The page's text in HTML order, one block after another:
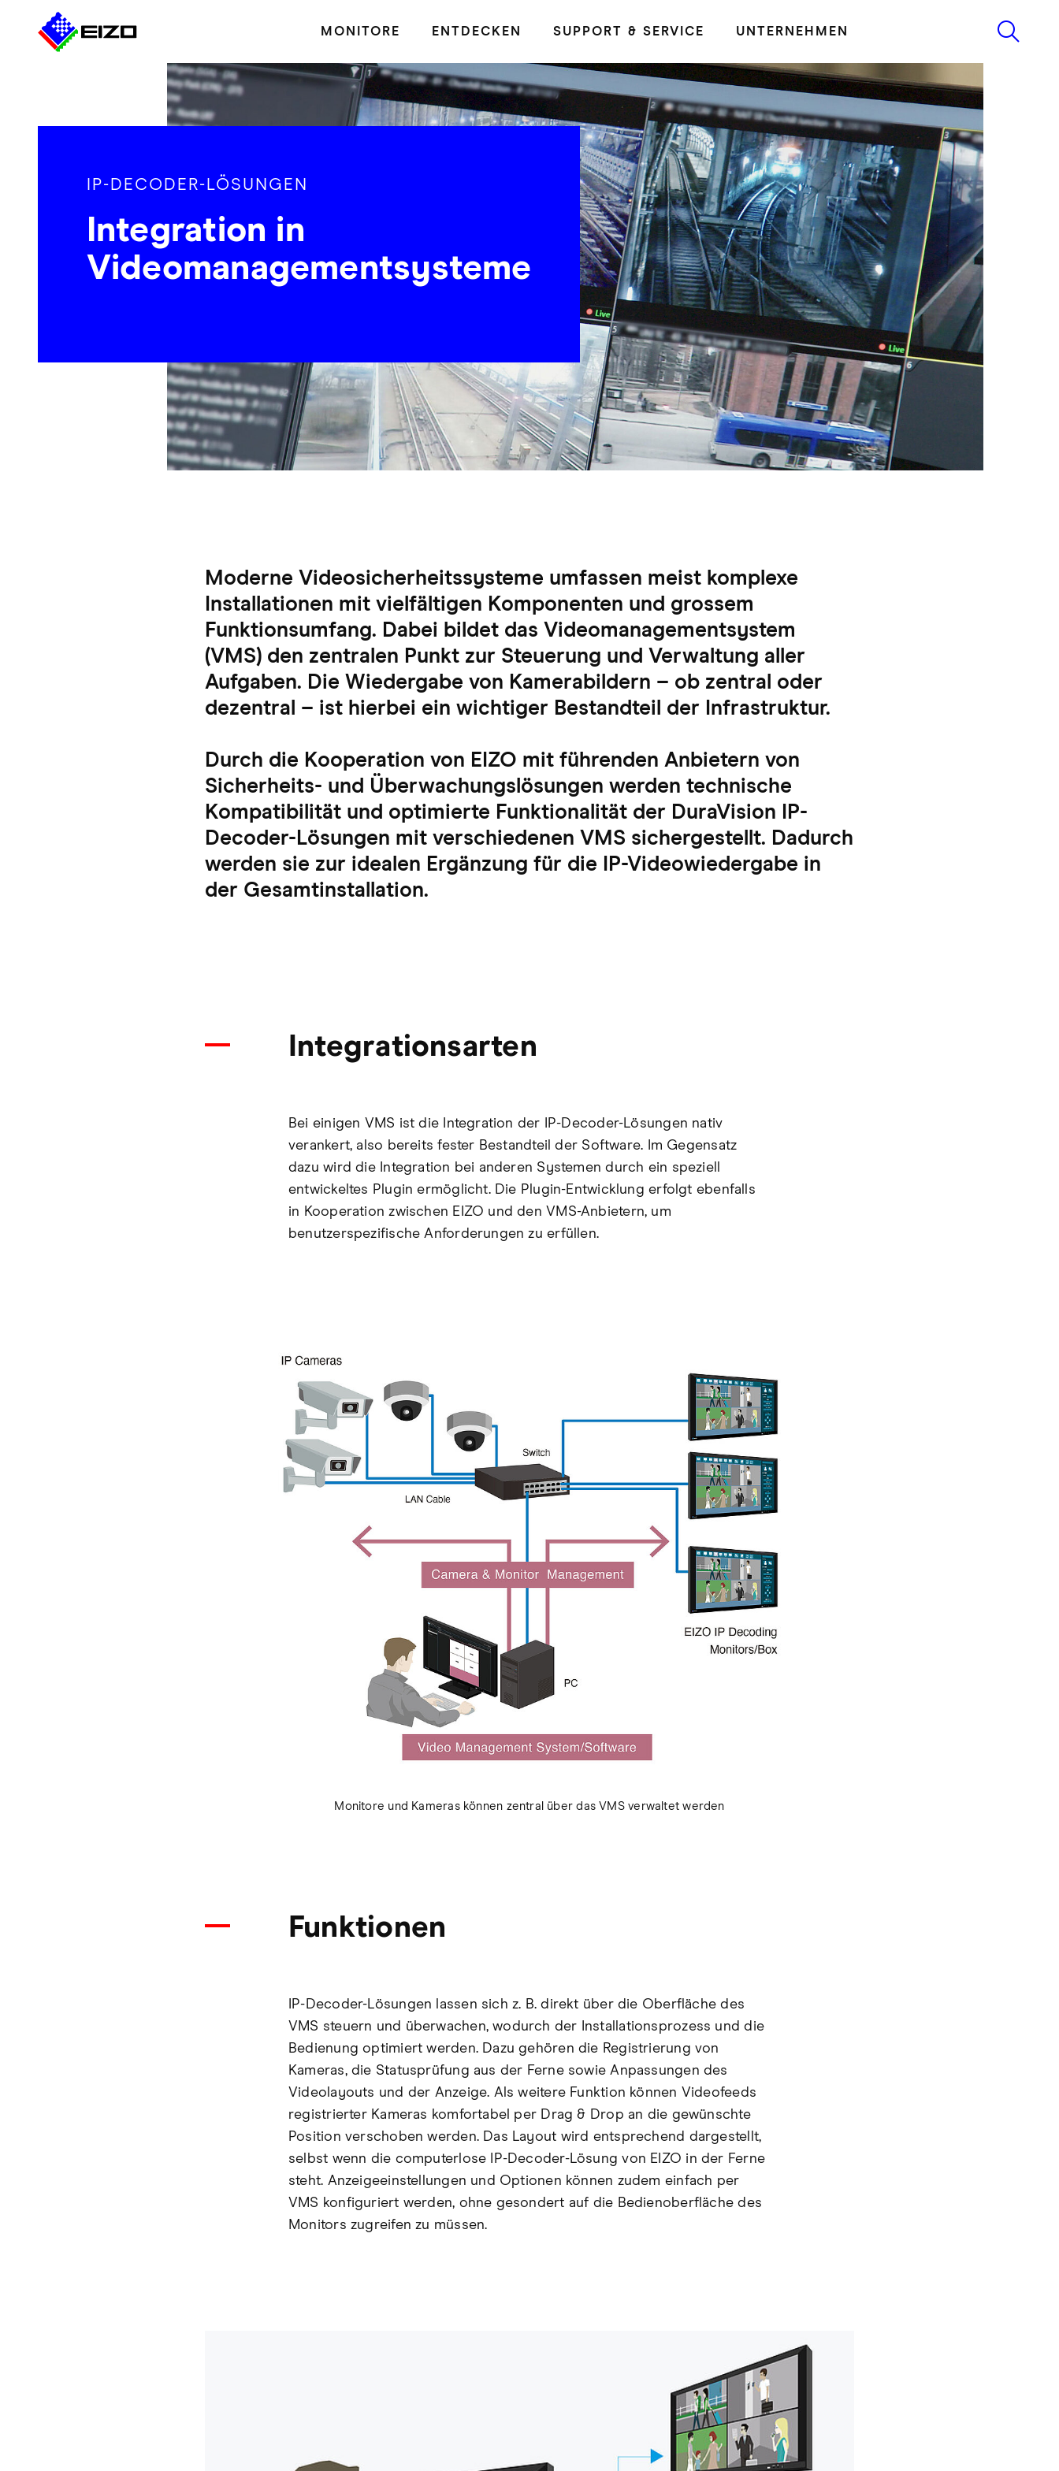
MONITORE ENTDECKEN SUPPORT & SERVICE UNTERNEHMEN
IP-DECODER-LÖSUNGEN
Integration in
Videomanagementsysteme
Moderne Videosicherheitssysteme umfassen meist komplexe
Installationen mit vielfältigen Komponenten und grossem
Funktionsumfang. Dabei bildet das Videomanagementsystem
(VMS) den zentralen Punkt zur Steuerung und Verwaltung aller
Aufgaben. Die Wiedergabe von Kamerabildern – ob zentral oder
dezentral – ist hierbei ein wichtiger Bestandteil der Infrastruktur.
Durch die Kooperation von EIZO mit führenden Anbietern von
Sicherheits- und Überwachungslösungen werden technische
Kompatibilität und optimierte Funktionalität der DuraVision IP-
Decoder-Lösungen mit verschiedenen VMS sichergestellt. Dadurch
werden sie zur idealen Ergänzung für die IP-Videowiedergabe in
der Gesamtinstallation.
Integrationsarten
Bei einigen VMS ist die Integration der IP-Decoder-Lösungen nativ
verankert, also bereits fester Bestandteil der Software. Im Gegensatz
dazu wird die Integration bei anderen Systemen durch ein speziell
entwickeltes Plugin ermöglicht. Die Plugin-Entwicklung erfolgt ebenfalls
in Kooperation zwischen EIZO und den VMS-Anbietern, um
benutzerspezifische Anforderungen zu erfüllen.
Monitore und Kameras können zentral über das VMS verwaltet werden
Funktionen
IP-Decoder-Lösungen lassen sich z. B. direkt über die Oberfläche des
VMS steuern und überwachen, wodurch der Installationsprozess und die
Bedienung optimiert werden. Dazu gehören die Registrierung von
Kameras, die Statusprüfung aus der Ferne sowie Anpassungen des
Videolayouts und der Anzeige. Als weitere Funktion können Videofeeds
registrierter Kameras komfortabel per Drag & Drop an die gewünschte
Position verschoben werden. Das Layout wird entsprechend dargestellt,
selbst wenn die computerlose IP-Decoder-Lösung von EIZO in der Ferne
steht. Anzeigeeinstellungen und Optionen können zudem einfach per
VMS konfiguriert werden, ohne gesondert auf die Bedienoberfläche des
Monitors zugreifen zu müssen.